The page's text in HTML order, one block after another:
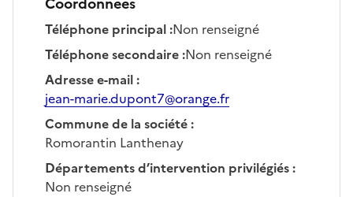
Téléphone principal:Non renseigné
Téléphone secondaire:Non renseigné
Adresse e-mail:
jean-marie.dupont7@orange.fr
Commune de la société:
Romorantin Lanthenay
Départements d’intervention privilégiés:
Non renseigné